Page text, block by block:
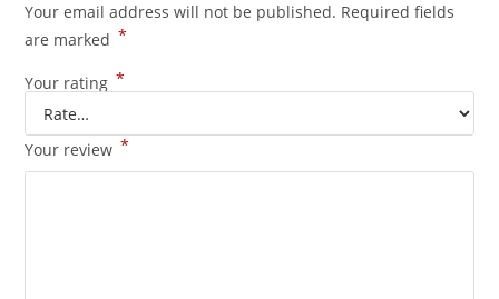
Your email address will not be published. Required fields
are marked *
Your rating *
Your review *